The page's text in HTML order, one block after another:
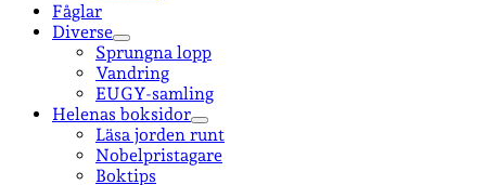
Fåglar
Diverse
öppna
undermeny
Sprungna lopp
Vandring
EUGY-samling
Helenas boksidor
öppna
undermeny
Läsa jorden runt
Nobelpristagare
Boktips